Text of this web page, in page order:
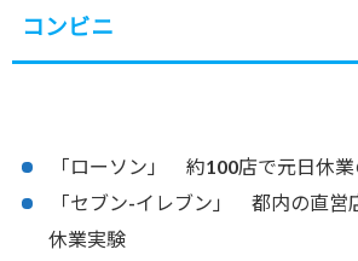
コンビニ
「ローソン」 約100店で元日休
「セブン-イレブン」 都内の直営
休業実験